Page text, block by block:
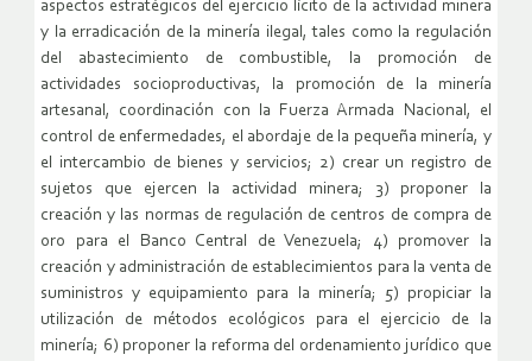
aspectos estratégicos del ejercicio lícito de la actividad minera
y la erradicación de la minería ilegal, tales como la regulación
del abastecimiento de combustible, la promoción de
actividades socioproductivas, la promoción de la minería
artesanal, coordinación con la Fuerza Armada Nacional, el
control de enfermedades, el abordaje de la pequeña minería, y
el intercambio de bienes y servicios; 2) crear un registro de
sujetos que ejercen la actividad minera; 3) proponer la
creación y las normas de regulación de centros de compra de
oro para el Banco Central de Venezuela; 4) promover la
creación y administración de establecimientos para la venta de
suministros y equipamiento para la minería; 5) propiciar la
utilización de métodos ecológicos para el ejercicio de la
minería; 6) proponer la reforma del ordenamiento jurídico que